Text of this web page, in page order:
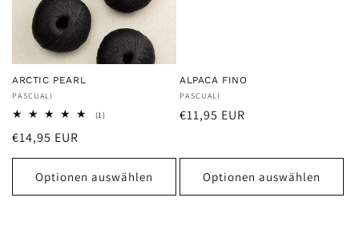
ARCTIC PEARL
Anbieter:
PASCUALI
(1)1
Normaler
Preis
€14,95 EUR
Optionen auswählen
ALPACA FINO
Anbieter:
PASCUALI
Normaler
€11,95 EUR
Optionen auswählen